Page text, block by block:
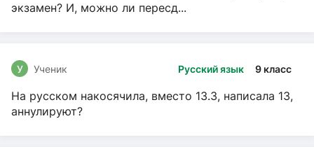
экзамен? И, можно ли пересд...
Русский язык 9 класс
У Ученик
На русском накосячила, вместо 13.3, написала 13,
аннулируют?